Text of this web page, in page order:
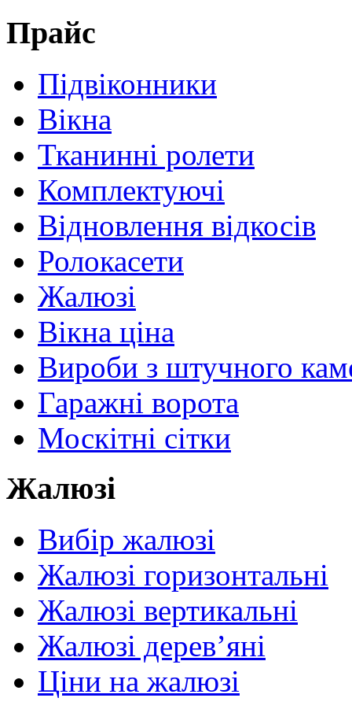
Прайс
Підвіконники
Вікна
Тканинні ролети
Комплектуючі
Відновлення відкосів
Ролокасети
Жалюзі
Вікна ціна
Вироби з штучного
Гаражні ворота
Москітні сітки
Жалюзі
Вибір жалюзі
Жалюзі горизонтальні
Жалюзі вертикальні
Жалюзі дерев’яні
Ціни на жалюзі